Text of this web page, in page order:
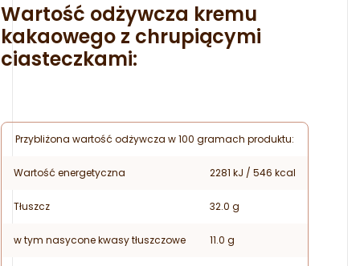
Wartość odżywcza kremu
kakaowego z chrupiącymi
ciasteczkami:
Przybliżona wartość odżywcza w 100 gramach produktu:
Wartość energetyczna 2281 kJ / 546 kcal
Tłuszcz 32.0 g
w tym nasycone kwasy tłuszczowe 11.0 g